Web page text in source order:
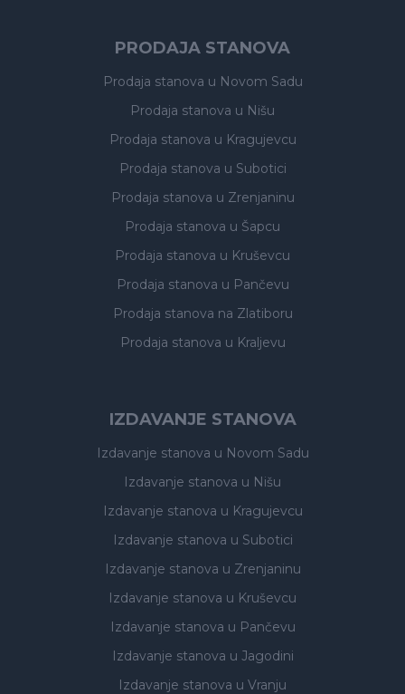
PRODAJA STANOVA
Prodaja stanova u Novom Sadu
Prodaja stanova u Nišu
Prodaja stanova u Kragujevcu
Prodaja stanova u Subotici
Prodaja stanova u Zrenjaninu
Prodaja stanova u Šapcu
Prodaja stanova u Kruševcu
Prodaja stanova u Pančevu
Prodaja stanova na Zlatiboru
Prodaja stanova u Kraljevu
IZDAVANJE STANOVA
Izdavanje stanova u Novom Sadu
Izdavanje stanova u Nišu
Izdavanje stanova u Kragujevcu
Izdavanje stanova u Subotici
Izdavanje stanova u Zrenjaninu
Izdavanje stanova u Kruševcu
Izdavanje stanova u Pančevu
Izdavanje stanova u Jagodini
Izdavanje stanova u Vranju